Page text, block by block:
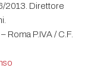
2013. Direttore
Roma P.IVA / C.F.